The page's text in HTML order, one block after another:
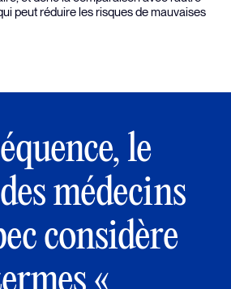
peut réduire les risques de mauvaises
le
médecins
considère